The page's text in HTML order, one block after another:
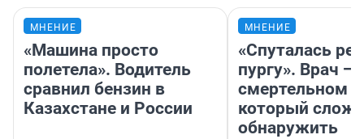
МНЕНИЕ
«Машина просто
полетела». Водитель
сравнил бензин в
Казахстане и России
МНЕНИЕ
«Спуталась
пургу». Врач —
смертельном
который
обнаружить